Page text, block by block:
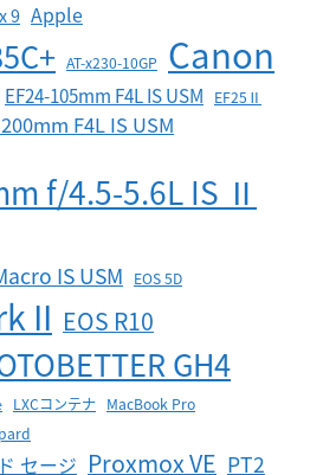
9 Apple
AT-x230-10GP Canon
EF24-105mm F4L IS USM EF25Ⅱ
F4L IS USM
f/4.5-5.6L IS Ⅱ
IS USM EOS 5D
II EOS R10
GH4
LXCコンテナ MacBook Pro
セージ Proxmox VE PT2